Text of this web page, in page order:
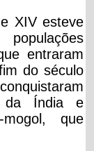
XIV esteve
entraram
do século
da Índia e
que